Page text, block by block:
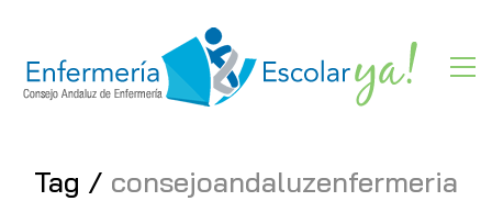
Tag / consejoandaluzenfermeria